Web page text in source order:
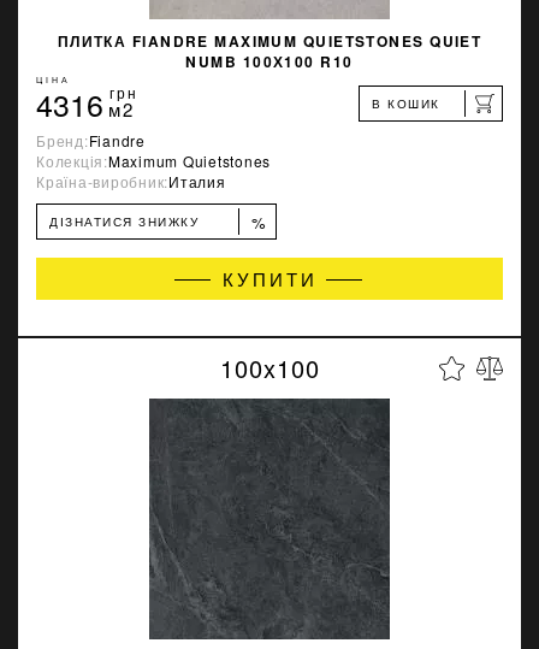
ПЛИТКА FIANDRE MAXIMUM QUIETSTONES QUIET
NUMB 100Х100 R10
ЦІНА
4316 грн
м2 В КОШИК
Бренд:Fiandre
Колекція:Maximum Quietstones
Країна-виробник:Италия
ДІЗНАТИСЯ ЗНИЖКУ %
КУПИТИ
100x100